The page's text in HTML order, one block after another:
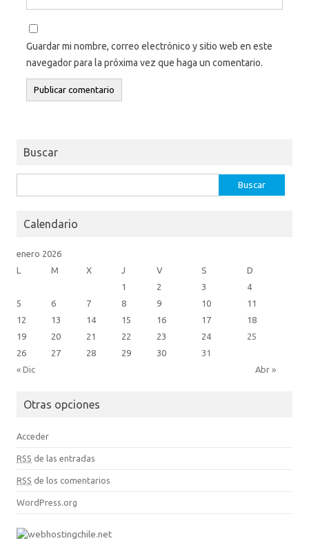
Guardar mi nombre, correo electrónico y sitio web en este
navegador para la próxima vez que haga un comentario.
Buscar
Calendario
enero 2026
L
M X J V S D
« Dic Abr »
1 2 3
4
5
6 7 8 9 10
11
12
13 14 15 16 17
18
19
20 21 22 23 24
25
26
27 28 29 30 31
Otras opciones
Acceder
RSS de las entradas
RSS de los comentarios
WordPress.org